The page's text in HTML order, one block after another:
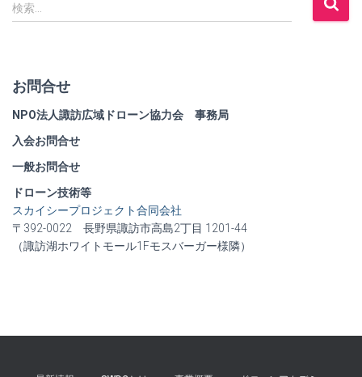
検索…
お問合せ
NPO法人諏訪広域ドローン協力会 事務局
入会お問合せ
一般お問合せ
ドローン技術等
スカイシープロジェクト合同会社
〒392-0022 長野県諏訪市高島2丁目 1201-44
（諏訪湖ホワイトモール1Fモスバーガー様隣）